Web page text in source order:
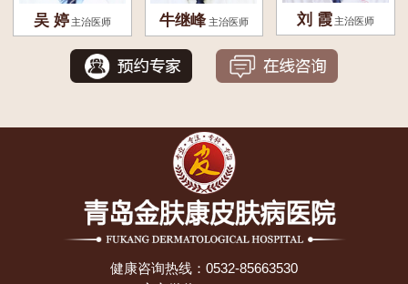
吴 婷 主治医师 牛继峰 主治医师 刘 霞 主治医师
健康咨询热线： 0532-85663530